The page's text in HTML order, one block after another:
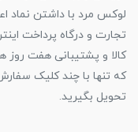
لوکس مرد با داشتن نماد
تجارت و درگاه پرداخت
کالا و پشتیبانی هفت روز
که تنها با چند کلیک
تحویل بگیرید.